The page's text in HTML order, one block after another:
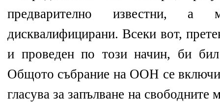
предварително известни, а
дисквалифицирани. Всеки вот,
и проведен по този начин, би
Общото събрание на ООН се
гласува за запълване на